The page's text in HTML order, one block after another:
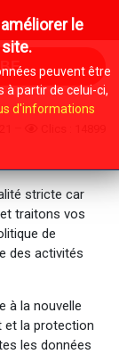
stricte car
traitons vos
de
des activités
à la nouvelle
et la protection
les données
le
peuvent être
à partir de celui-ci,
d'informations